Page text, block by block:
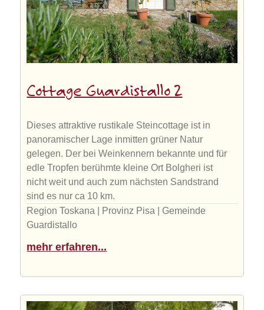
Cottage Guardistallo 2
Dieses attraktive rustikale Steincottage ist in
panoramischer Lage inmitten grüner Natur
gelegen. Der bei Weinkennern bekannte und für
edle Tropfen berühmte kleine Ort Bolgheri ist
nicht weit und auch zum nächsten Sandstrand
sind es nur ca 10 km.
Region Toskana | Provinz Pisa | Gemeinde
Guardistallo
mehr erfahren...